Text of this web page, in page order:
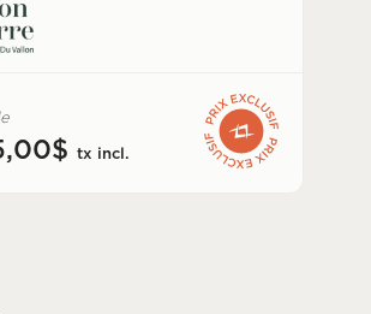
tx incl.